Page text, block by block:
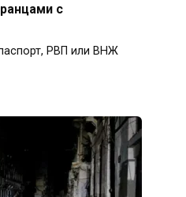
с
РВП или ВНЖ